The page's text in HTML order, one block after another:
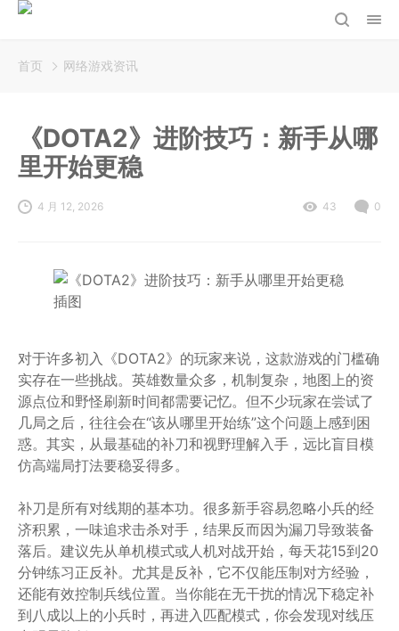
首页 网络游戏资讯
《DOTA2》进阶技巧：新手从哪
里开始更稳
4 月 12, 2026 43 0
对于许多初入《DOTA2》的玩家来说，这款游戏的门槛确
实存在一些挑战。英雄数量众多，机制复杂，地图上的资
源点位和野怪刷新时间都需要记忆。但不少玩家在尝试了
几局之后，往往会在“该从哪里开始练”这个问题上感到困
惑。其实，从最基础的补刀和视野理解入手，远比盲目模
仿高端局打法要稳妥得多。
补刀是所有对线期的基本功。很多新手容易忽略小兵的经
济积累，一味追求击杀对手，结果反而因为漏刀导致装备
落后。建议先从单机模式或人机对战开始，每天花15到20
分钟练习正反补。尤其是反补，它不仅能压制对方经验，
还能有效控制兵线位置。当你能在无干扰的情况下稳定补
到八成以上的小兵时，再进入匹配模式，你会发现对线压